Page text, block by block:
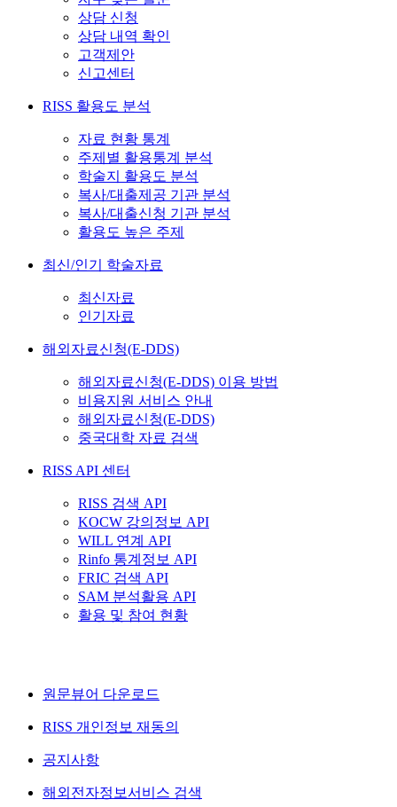
상담 신청
상담 내역 확인
고객제안
신고센터
RISS 활용도 분석
자료 현황 통계
주제별 활용통계 분석
학술지 활용도 분석
복사/대출제공 기관 분석
복사/대출신청 기관 분석
활용도 높은 주제
최신/인기 학술자료
최신자료
인기자료
해외자료신청(E-DDS)
해외자료신청(E-DDS) 이용 방법
비용지원 서비스 안내
해외자료신청(E-DDS)
중국대학 자료 검색
RISS API 센터
RISS 검색 API
KOCW 강의정보 API
WILL 연계 API
Rinfo 통계정보 API
FRIC 검색 API
SAM 분석활용 API
활용 및 참여 현황
원문뷰어 다운로드
RISS 개인정보 재동의
공지사항
해외전자정보서비스 검색